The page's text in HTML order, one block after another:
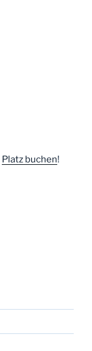
Platz buchen!